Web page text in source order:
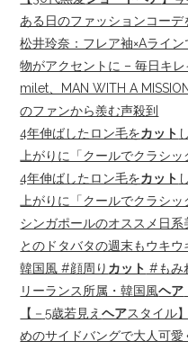
ある日のファッションコーデ
松井玲奈：フレア袖×Aライ
物がアクセントに – 毎日キレ
milet、MAN WITH A
のファンから羨む声殺到
4年伸ばしたロン毛をカット
上がりに「クールでクラシッ
4年伸ばしたロン毛をカット
上がりに「クールでクラシッ
シンガポールのオススメ日系
とのドタバタの週末もウキウ
韓国風 #顔周り カット #もみ
リーランス所属・韓国風ヘア
【－5歳若見えヘアスタイル
めのサイドバングで大人可愛